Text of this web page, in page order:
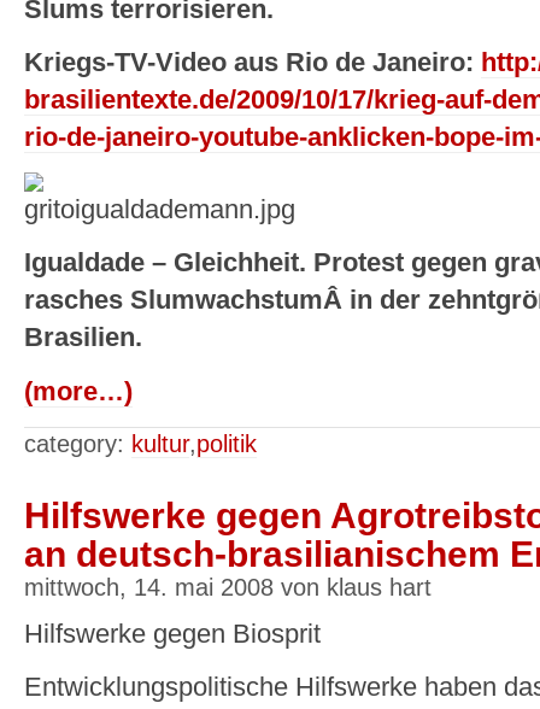
Slums terrorisieren.
Kriegs-TV-Video aus Rio de Janeiro:
brasilientexte.de/2009/10/17/krieg-auf-
rio-de-janeiro-youtube-anklicken-bope-
Igualdade – Gleichheit. Protest gegen
rasches SlumwachstumÂ in der
Brasilien.
(more…)
category: kultur,politik
Hilfswerke gegen
an deutsch-brasilianischem
mittwoch, 14. mai 2008 von klaus hart
Hilfswerke gegen Biosprit
Entwicklungspolitische Hilfswerke haben